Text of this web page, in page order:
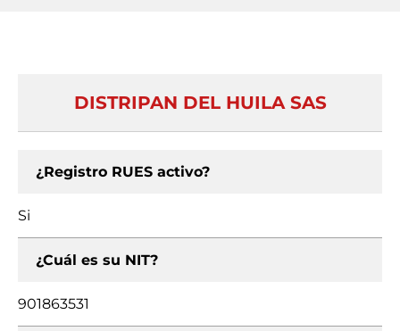
DISTRIPAN DEL HUILA SAS
¿Registro RUES activo?
Si
¿Cuál es su NIT?
901863531